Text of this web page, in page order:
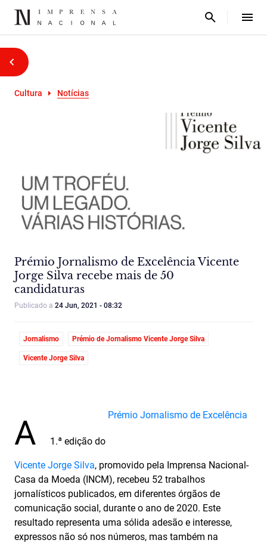
Cultura Notícias
Prémio Jornalismo de Excelência Vicente
Jorge Silva recebe mais de 50
candidaturas
Publicado a 24 Jun, 2021 - 08:32
Jornalismo Prémio de Jornalismo Vicente Jorge Silva
Vicente Jorge Silva
A 1.ª edição do
Prémio Jornalismo de Excelência
Vicente Jorge Silva, promovido pela Imprensa Nacional-
Casa da Moeda (INCM), recebeu 52 trabalhos
jornalísticos publicados, em diferentes órgãos de
comunicação social, durante o ano de 2020. Este
resultado representa uma sólida adesão e interesse,
expressos não só nos números, mas também na